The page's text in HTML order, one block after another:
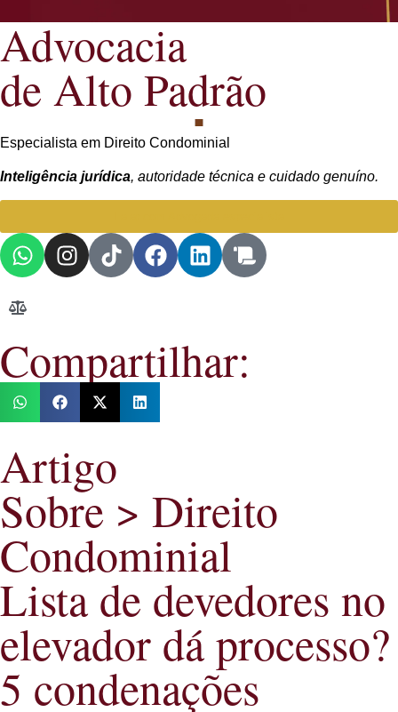
Advocacia
de Alto Padrão
Especialista em Direito Condominial
Inteligência jurídica, autoridade técnica e cuidado genuíno.
Compartilhar:
Artigo
Sobre > Direito
Condominial
Lista de devedores no
elevador dá processo?
5 condenações